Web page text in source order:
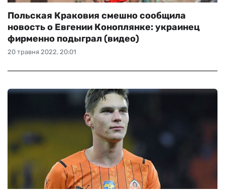
20 травня 2022, 20:01
Польская Краковия смешно сообщила
новость о Евгении Коноплянке: украинец
фирменно подыграл (видео)